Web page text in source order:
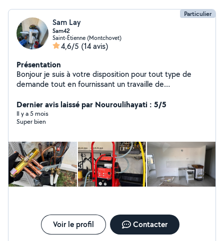
Particulier
Sam Lay
Sam42
Saint-Étienne (Montchovet)
4,6/5 (14 avis)
Présentation
Bonjour je suis à votre disposition pour tout type de
demande tout en fournissant un travaille de
Dernier avis laissé par Nouroulihayati : 5/5
Il y a 5 mois
Super bien
Voir le profil Contacter